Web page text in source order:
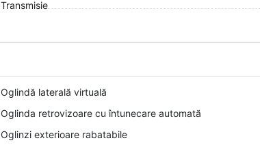
Transmisie
Oglindă laterală virtuală
Oglinda retrovizoare cu întunecare automată
Oglinzi exterioare rabatabile